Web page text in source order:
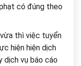
có đúng theo
thì việc tuyển
hiện hiện dịch
dịch vụ báo cáo